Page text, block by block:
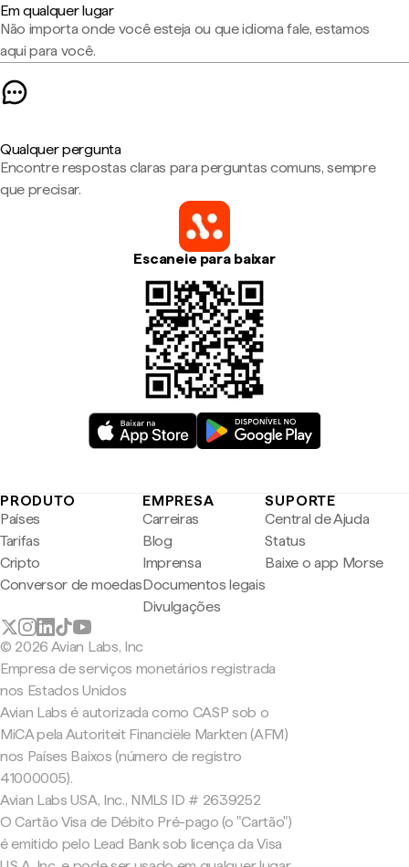
Em qualquer lugar
Não importa onde você esteja ou que idioma fale, estamos
aqui para você.
Qualquer pergunta
Encontre respostas claras para perguntas comuns, sempre
que precisar.
Escaneie para baixar
PRODUTO
Países
Tarifas
Cripto
Conversor de moedas
EMPRESA
Carreiras
Blog
Imprensa
Documentos legais
Divulgações
SUPORTE
Central de Ajuda
Status
Baixe o app Morse
© 2026 Avian Labs, Inc
Empresa de serviços monetários registrada
nos Estados Unidos
Avian Labs é autorizada como CASP sob o
MiCA pela Autoriteit Financiële Markten (AFM)
nos Países Baixos (número de registro
41000005).
Avian Labs USA, Inc., NMLS ID # 2639252
O Cartão Visa de Débito Pré-pago (o "Cartão")
é emitido pelo Lead Bank sob licença da Visa